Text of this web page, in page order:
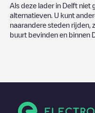
Als deze lader in Delft niet
alternatieven. U kunt
naarandere steden rijden,
buurt bevinden en binnen